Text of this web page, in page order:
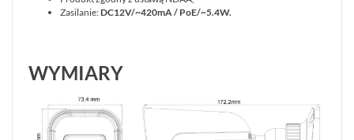
Zasilanie:DC12V/~420mA / PoE/~5.4W.
WYMIARY